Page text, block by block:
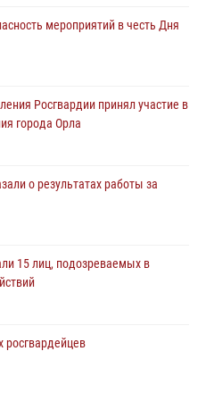
мероприятий в честь Дня
Росгвардии принял участие в
города Орла
о результатах работы за
15 лиц, подозреваемых в
росгвардейцев